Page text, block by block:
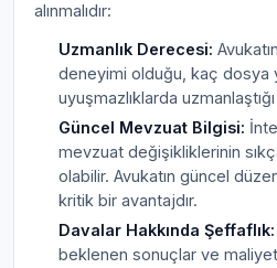
alınmalıdır:
Uzmanlık Derecesi:
deneyimi olduğu, kaç dosya
uyuşmazlıklarda
Güncel Mevzuat Bilgisi:
mevzuat değişikliklerinin
olabilir. Avukatın güncel
kritik bir avantajdır.
Davalar Hakkında Şeffaflık:
beklenen sonuçlar ve